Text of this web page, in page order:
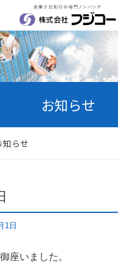
お知らせ
知らせ
1日
座いました。